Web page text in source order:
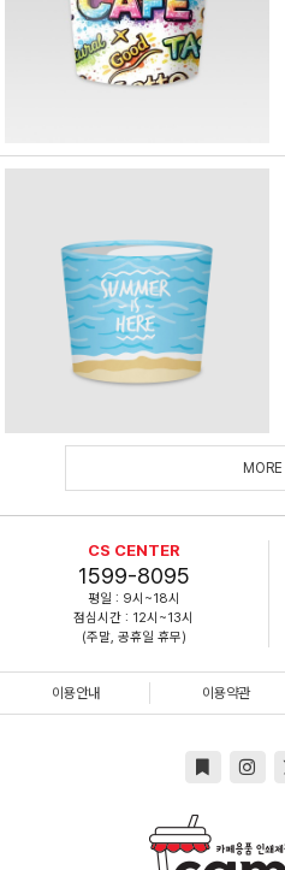
MORE
CS CENTER
1599-8095
평일 : 9시~18시
점심시간 : 12시~13시
(주말, 공휴일 휴무)
이용안내 이용약관